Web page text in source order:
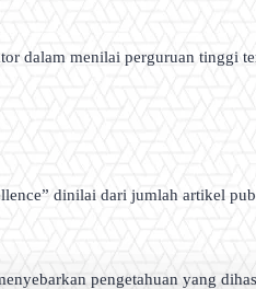
dalam menilai perguruan tinggi
dinilai dari jumlah artikel
pengetahuan yang